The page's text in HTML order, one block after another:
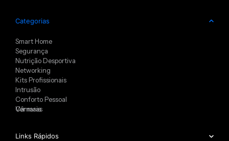
Categorias
Smart Home
Segurança
Nutrição Desportiva
Networking
Kits Profissionais
Intrusão
Conforto Pessoal
Câmaras
Ver mais
Links Rápidos